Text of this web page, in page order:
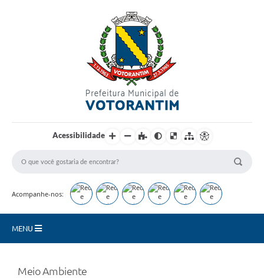
Acessibilidade
Acompanhe-nos:
MENU
Meio Ambiente